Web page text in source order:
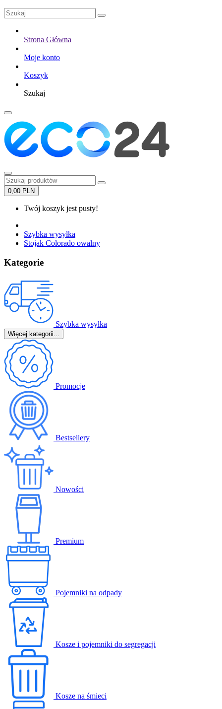
Strona Główna
Moje konto
Koszyk
Szukaj
0,00 PLN
Twój koszyk jest pusty!
Szybka wysyłka
Stojak Colorado owalny
Kategorie
Szybka wysyłka
Więcej kategorii...
Promocje
Bestsellery
Nowości
Premium
Pojemniki na odpady
Kosze i pojemniki do segregacji
Kosze na śmieci